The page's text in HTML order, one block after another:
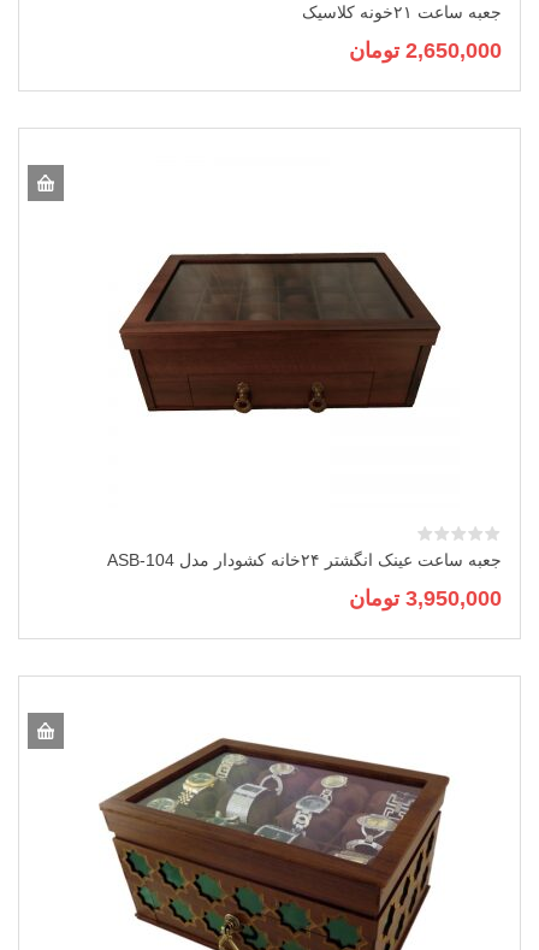
جعبه ساعت ۲۱خونه کلاسیک
2,650,000 تومان
جعبه ساعت عینک انگشتر ۲۴خانه کشودار مدل ASB-104
3,950,000 تومان